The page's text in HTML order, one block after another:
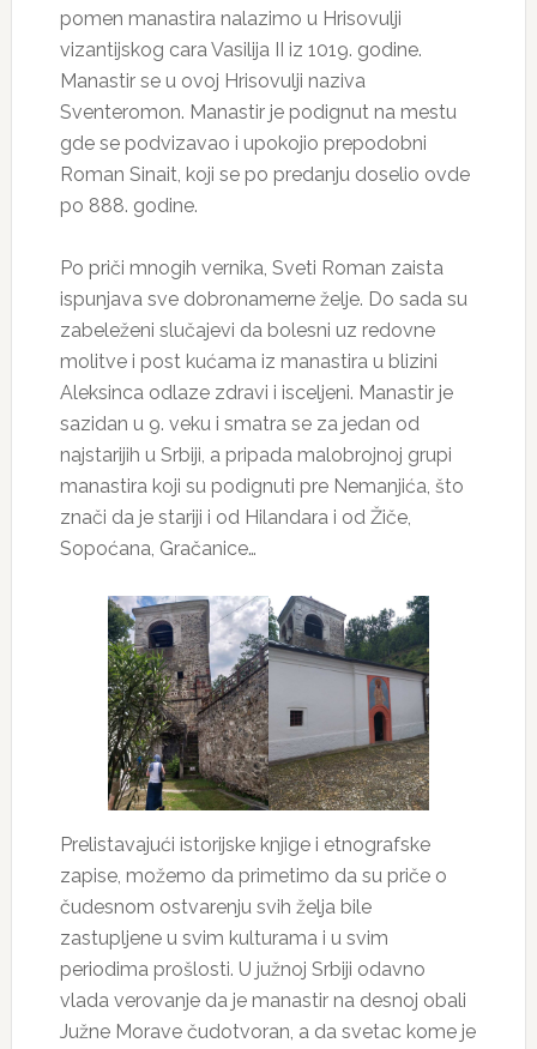
pomen manastira nalazimo u Hrisovulji
vizantijskog cara Vasilija II iz 1019. godine.
Manastir se u ovoj Hrisovulji naziva
Sventeromon. Manastir je podignut na mestu
gde se podvizavao i upokojio prepodobni
Roman Sinait, koji se po predanju doselio ovde
po 888. godine.
Po priči mnogih vernika, Sveti Roman zaista
ispunjava sve dobronamerne želje. Do sada su
zabeleženi slučajevi da bolesni uz redovne
molitve i post kućama iz manastira u blizini
Aleksinca odlaze zdravi i isceljeni. Manastir je
sazidan u 9. veku i smatra se za jedan od
najstarijih u Srbiji, a pripada malobrojnoj grupi
manastira koji su podignuti pre Nemanjića, što
znači da je stariji i od Hilandara i od Žiče,
Sopoćana, Gračanice…
Prelistavajući istorijske knjige i etnografske
zapise, možemo da primetimo da su priče o
čudesnom ostvarenju svih želja bile
zastupljene u svim kulturama i u svim
periodima prošlosti. U južnoj Srbiji odavno
vlada verovanje da je manastir na desnoj obali
Južne Morave čudotvoran, a da svetac kome je